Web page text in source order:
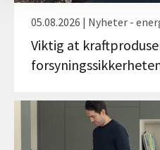
05.08.2026 | Nyheter -
Viktig at